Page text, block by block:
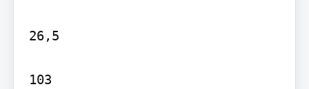
26,5
103